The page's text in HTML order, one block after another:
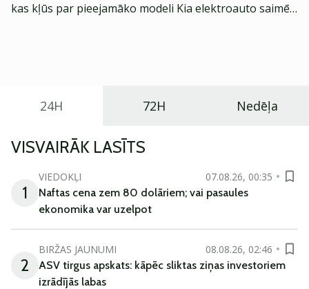
kas kļūs par pieejamāko modeli Kia elektroauto saimē
24H 72H Nedēļa
VISVAIRĀK LASĪTS
1
VIEDOKĻI
07.08.26, 00:35
Naftas cena zem 80 dolāriem; vai pasaules
ekonomika var uzelpot
2
BIRŽAS JAUNUMI
08.08.26, 02:46
ASV tirgus apskats: kāpēc sliktas ziņas investoriem
izrādījās labas